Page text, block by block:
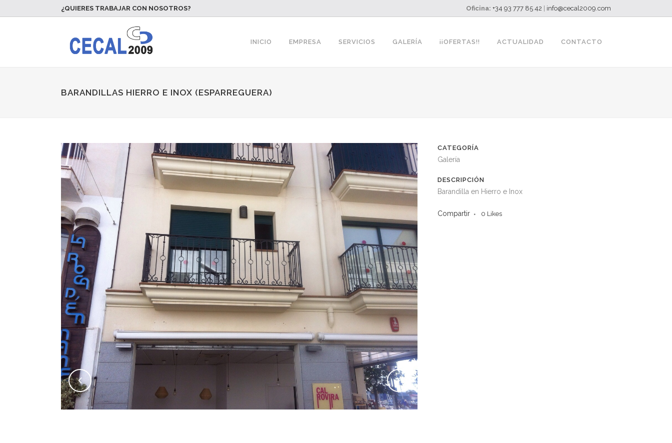
¿QUIERES TRABAJAR CON NOSOTROS? Oficina: +34 93 777 85 42 info@cecal2009.com
INICIO EMPRESA SERVICIOS GALERÍA ¡¡OFERTAS!! ACTUALIDAD CONTACTO
BARANDILLAS HIERRO E INOX (ESPARREGUERA)
CATEGORÍA
Galería
DESCRIPCIÓN
Barandilla en Hierro e Inox
Compartir 0 Likes